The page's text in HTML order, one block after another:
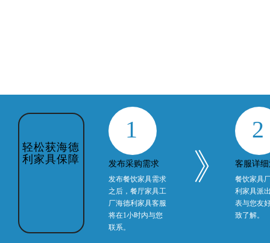
轻松获海德
利家具保障
1
发布采购需求
发布餐饮家具需求
之后，餐厅家具工
厂海德利家具客服
将在1小时内与您
联系。
》
2
客服详
餐饮家具
利家具派
表与您友
致了解。